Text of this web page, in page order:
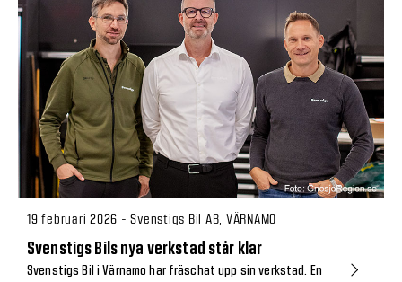
19 februari 2026 - Svenstigs Bil AB, VÄRNAMO
Svenstigs Bils nya verkstad står klar
Svenstigs Bil i Värnamo har fräschat upp sin verkstad. En